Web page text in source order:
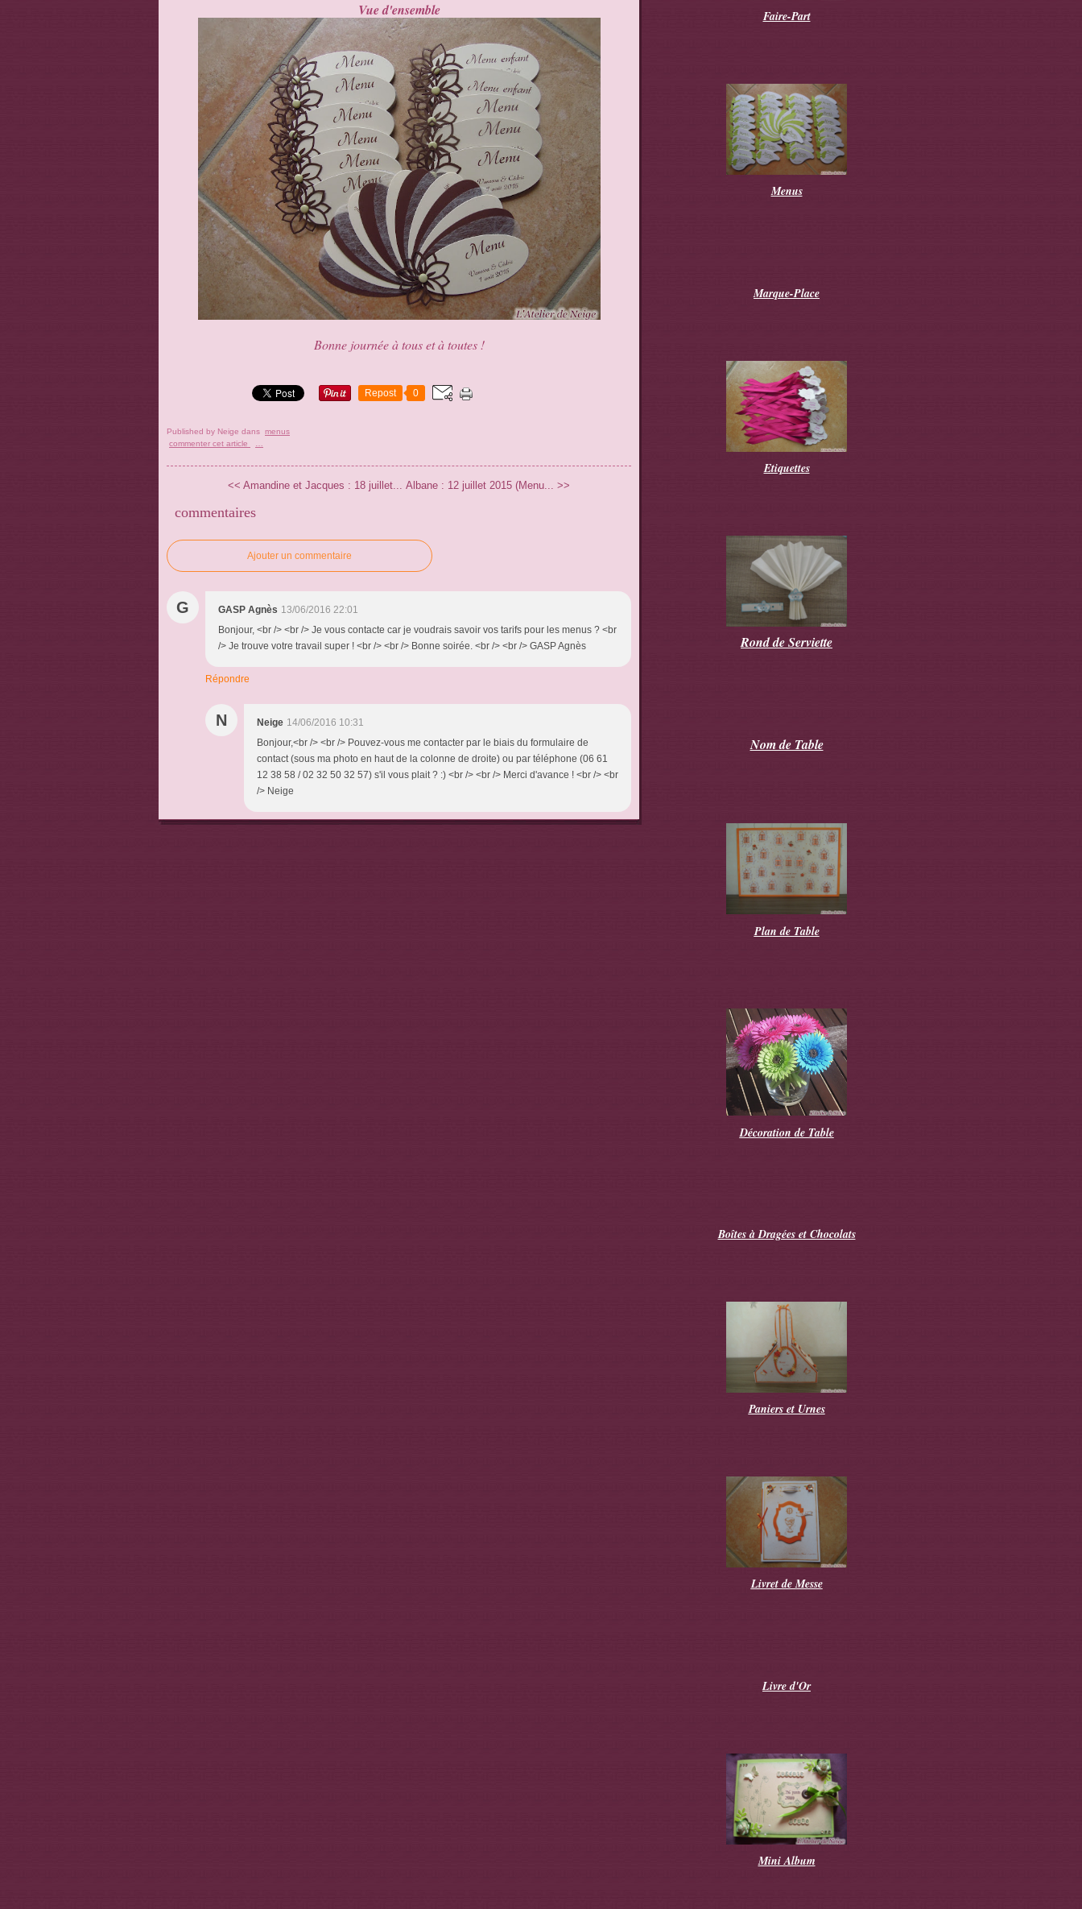
Vue d'ensemble
Bonne journée à tous et à toutes !
Repost 0
Published by Neige dans menus
commenter cet article
…
<< Amandine et Jacques : 18 juillet... Albane : 12 juillet 2015 (Menu... >>
commentaires
Ajouter un commentaire
G GASP Agnès 13/06/2016 22:01
Bonjour, <br /> <br /> Je vous contacte car je voudrais savoir vos tarifs pour les menus ? <br
/> Je trouve votre travail super ! <br /> <br /> Bonne soirée. <br /> <br /> GASP Agnès
Répondre
N Neige 14/06/2016 10:31
Bonjour,<br /> <br /> Pouvez-vous me contacter par le biais du formulaire de
contact (sous ma photo en haut de la colonne de droite) ou par téléphone (06 61
12 38 58 / 02 32 50 32 57) s'il vous plait ? :) <br /> <br /> Merci d'avance ! <br /> <br
/> Neige
Faire-Part
Menus
Marque-Place
Etiquettes
Rond de Serviette
Nom de Table
Plan de Table
Décoration de Table
Boîtes à Dragées et Chocolats
Paniers et Urnes
Livret de Messe
Livre d'Or
Mini Album